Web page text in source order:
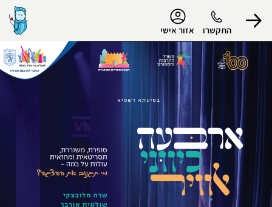
התקשרו אזור אישי